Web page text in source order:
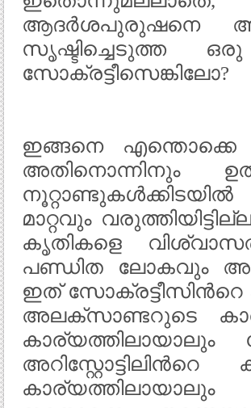
ആദര്‍ശപുരുഷനെ
സൃഷ്ടിച്ചെടുത്ത
സോക്രട്ടീസെങ്കിലോ?
ഇങ്ങനെ എന്തൊക്കെ
അതിനൊന്നിനും
മാറ്റവും
കൃതികളെ
പണ്ഡിത ലോകവും
ഇത്
അലക്സാണ്ടറുടെ
കാര്യത്തിലായാലും